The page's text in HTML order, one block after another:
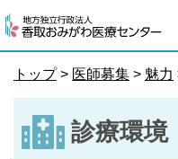
文
動
トップ> 医師募集 > 魅力
診療環境